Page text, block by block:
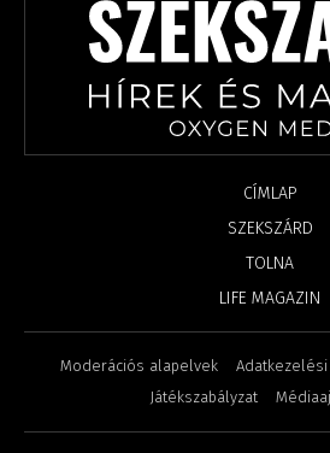
CÍMLAP
SZEKSZÁRD
TOLNA
LIFE MAGAZIN
Moderációs alapelvek
Játékszabályzat